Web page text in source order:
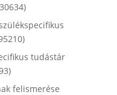
tudástár
felismerése